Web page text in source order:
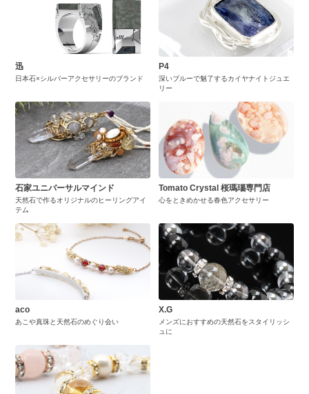
迅
日本石×シルバーアクセサリーのブランド
P4
深いブルーで魅了するカイヤナイトジュエ
リー
石家ユニバーサルマインド
天然石で作るオリジナルのヒーリングアイ
テム
Tomato Crystal 桜瑪瑙専門店
心をときめかせる春色アクセサリー
aco
あこや真珠と天然石のめぐり会い
X.G
メンズにおすすめの天然石をスタイリッシ
ュに